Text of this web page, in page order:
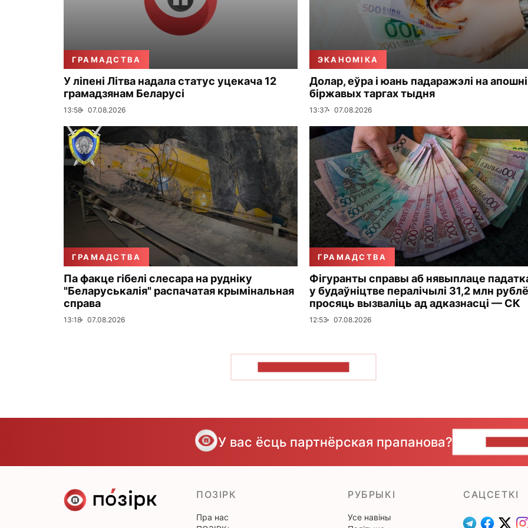
ГРАМАДСТВА
У ліпені Літва надала статус уцекача 12
грамадзянам Беларусі
13:58 07.08.2026
ЭКАНОМІКА
Долар, еўра і юань падаражэлі на
біржавых таргах тыдня
13:37 07.08.2026
ГРАМАДСТВА
Па факце гібелі слесара на рудніку
"Беларуськалія" распачатая крымінальная
справа
13:18 07.08.2026
ГРАМАДСТВА
Фігуранты справы аб нявыплаце
у будаўніцтве пералічылі 31,2 млн
просяць вызваліць ад адказнасці — СК
12:53 07.08.2026
У вас ёсць партнёрская прапанова?
ПОЗІРК
Пра нас
РУБРЫКІ
Усе навіны
САЦСЕТКІ